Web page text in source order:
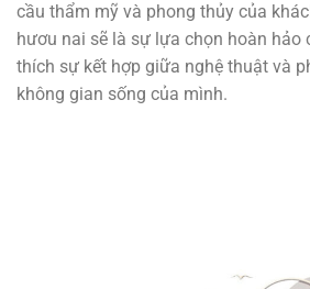
cầu thẩm mỹ và phong thủy của
hươu nai sẽ là sự lựa chọn hoàn hảo
thích sự kết hợp giữa nghệ thuật và
không gian sống của mình.